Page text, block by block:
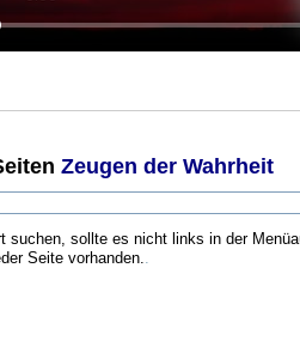
Zeugen der Wahrheit
suchen, sollte es nicht links in der
Seite vorhanden.